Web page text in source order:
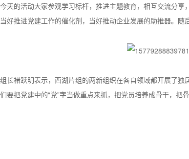
天的活动大家参观学习标杆，推进主题教育，相互交流分
好推进党建工作的催化剂，当好推动企业发展的助推器。随
长褚跃明表示，西湖片组的两新组织在各自领域都开展了
要把党建中的“党”字当做重点来抓，把党员培养成骨干，把